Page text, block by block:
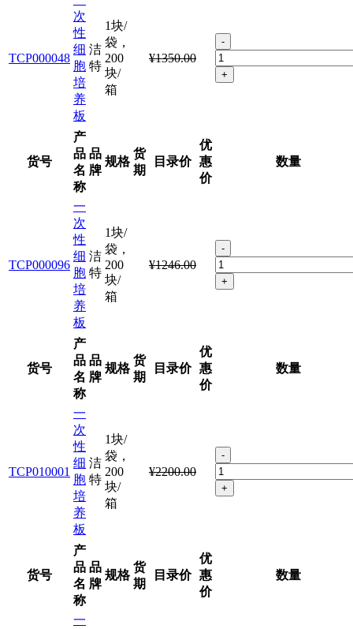
TCP000048
次
性
细
胞
培
养
板
洁
特
1块/
袋，
200
块/
箱
¥1350.00
-
+
货号
产
品
名
称
品
牌
规格
货
期
目录价
优
惠
价
数量
TCP000096
一
次
性
细
胞
培
养
板
洁
特
1块/
袋，
200
块/
箱
¥1246.00
-
+
货号
产
品
名
称
品
牌
规格
货
期
目录价
优
惠
价
数量
TCP010001
一
次
性
细
胞
培
养
板
洁
特
1块/
袋，
200
块/
箱
¥2200.00
-
+
货号
产
品
名
称
品
牌
规格
货
期
目录价
优
惠
价
数量
一